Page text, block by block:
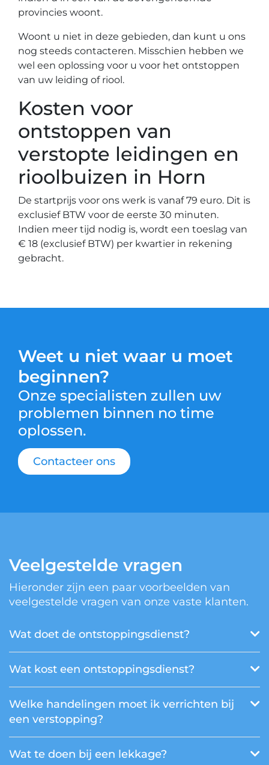
provincies woont.
Woont u niet in deze gebieden, dan kunt u ons
nog steeds contacteren. Misschien hebben we
wel een oplossing voor u voor het ontstoppen
van uw leiding of riool.
Kosten voor
ontstoppen van
verstopte leidingen en
rioolbuizen in Horn
De startprijs voor ons werk is vanaf 79 euro. Dit is
exclusief BTW voor de eerste 30 minuten.
Indien meer tijd nodig is, wordt een toeslag van
€ 18 (exclusief BTW) per kwartier in rekening
gebracht.
Weet u niet waar u moet
beginnen?
Onze specialisten zullen uw
problemen binnen no time
oplossen.
Contacteer ons
Veelgestelde vragen
Hieronder zijn een paar voorbeelden van
veelgestelde vragen van onze vaste klanten.
Wat doet de ontstoppingsdienst?
Wat kost een ontstoppingsdienst?
Welke handelingen moet ik verrichten bij
een verstopping?
Wat te doen bij een lekkage?